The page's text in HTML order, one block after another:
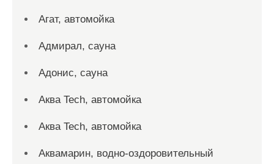
Агат, автомойка
Адмирал, сауна
Адонис, сауна
Аква Tech, автомойка
Аква Tech, автомойка
Аквамарин, водно-оздоровительный